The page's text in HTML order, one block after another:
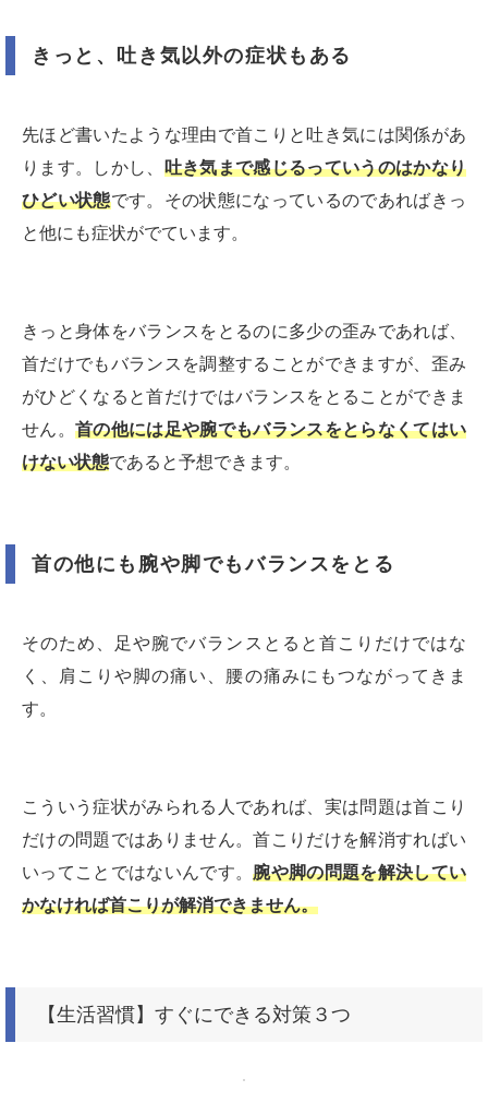
きっと、吐き気以外の症状もある
先ほど書いたような理由で首こりと吐き気には関係があ
ります。しかし、 吐き気まで感じるっていうのはかなり
ひどい状態です。その状態になっているのであればきっ
と他にも症状がでています。
きっと身体をバランスをとるのに多少の歪みであれば、
首だけでもバランスを調整することができますが、歪み
がひどくなると首だけではバランスをとることができま
せん。 首の他には足や腕でもバランスをとらなくてはい
けない状態であると予想できます。
首の他にも腕や脚でもバランスをとる
そのため、足や腕でバランスとると首こりだけではな
く、肩こりや脚の痛い、腰の痛みにもつながってきま
す。
こういう症状がみられる人であれば、実は問題は首こり
だけの問題ではありません。首こりだけを解消すればい
いってことではないんです。腕や脚の問題を解決してい
かなければ首こりが解消できません。
【生活習慣】すぐにできる対策３つ